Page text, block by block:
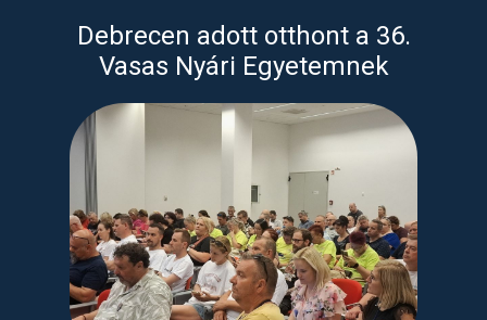
Debrecen adott otthont a 36.
Vasas Nyári Egyetemnek